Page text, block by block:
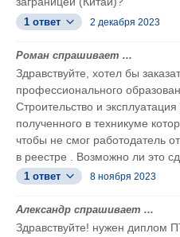
1 ответ 2 декабря 2023
Роман спрашивает ...
Здравствуйте, хотел бы
профессионального
Строительство и
полученного в техникуме
чтобы не смог работодатель
в реестре . Возможно ли это
1 ответ 8 ноября 2023
Александр спрашивает ...
Здравствуйте! нужен диплом